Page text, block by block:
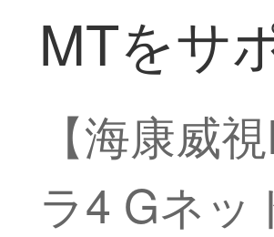
MTをサ
【海康威
ラ4 Gネッ